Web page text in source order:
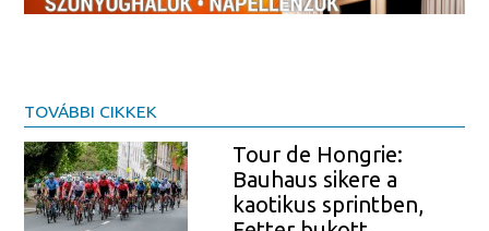
TOVÁBBI CIKKEK
Tour de Hongrie:
Bauhaus sikere a
kaotikus sprintben,